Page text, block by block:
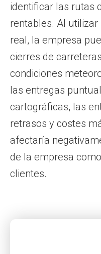
identificar las rutas
rentables. Al
real, la empresa
cierres de
condiciones
las entregas
cartográficas, las
retrasos y costes
afectaría
de la empresa
clientes.